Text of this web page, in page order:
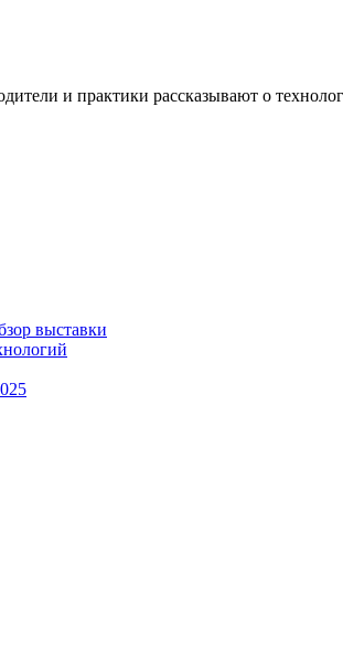
и практики рассказывают о
выставки